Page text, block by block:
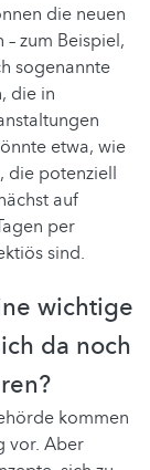
die neuen
zum Beispiel,
sogenannte
die in
etwa, wie
die potenziell
auf
per
sind.
wichtige
da noch
kommen
vor. Aber